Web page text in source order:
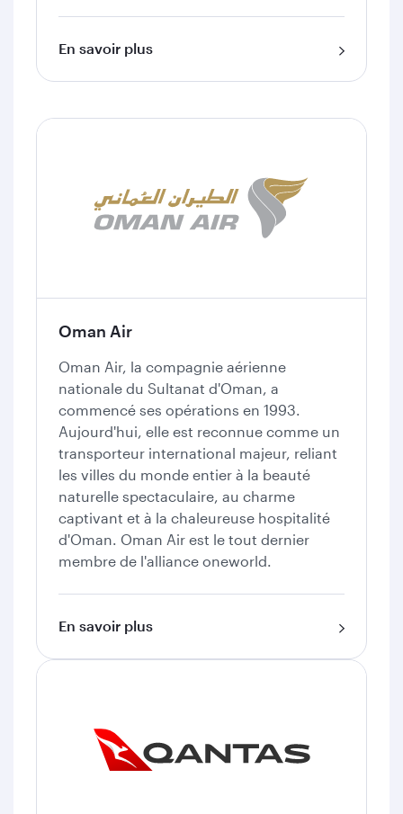
En savoir plus
Oman Air
Oman Air, la compagnie aérienne
nationale du Sultanat d'Oman, a
commencé ses opérations en 1993.
Aujourd'hui, elle est reconnue comme un
transporteur international majeur, reliant
les villes du monde entier à la beauté
naturelle spectaculaire, au charme
captivant et à la chaleureuse hospitalité
d'Oman. Oman Air est le tout dernier
membre de l'alliance oneworld.
En savoir plus